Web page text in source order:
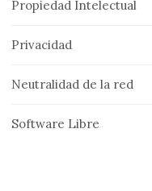
Propiedad Intelectual
Privacidad
Neutralidad de la red
Software Libre